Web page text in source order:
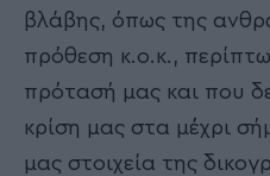
βλάβης, όπως της
πρόθεση κ.ο.κ.,
πρότασή μας και που
κρίση μας στα μέχρι
μας στοιχεία της